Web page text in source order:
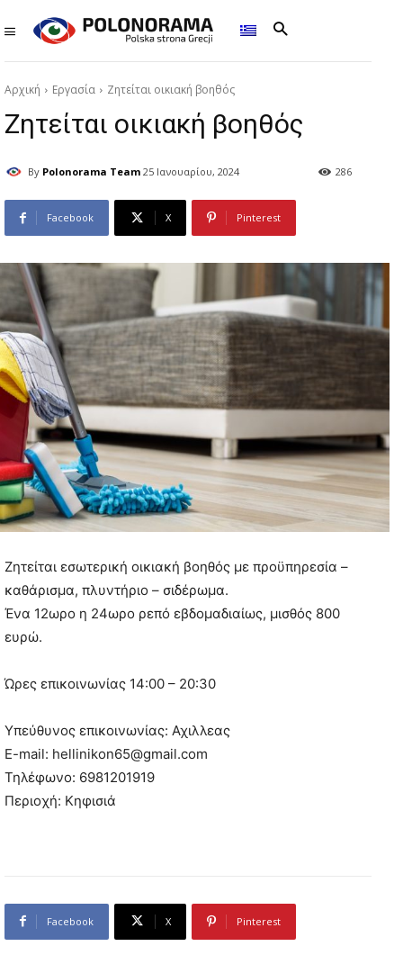
Αρχική Εργασία Ζητείται οικιακή βοηθός
Ζητείται οικιακή βοηθός
By Polonorama Team 25 Ιανουαρίου, 2024 286
Facebook X Pinterest
Ζητείται εσωτερική οικιακή βοηθός με προϋπηρεσία –
καθάρισμα, πλυντήριο – σιδέρωμα.
Ένα 12ωρο η 24ωρο ρεπό εβδομαδιαίως, μισθός 800
ευρώ.
Ώρες επικοινωνίας 14:00 – 20:30
Υπεύθυνος επικοινωνίας: Αχιλλεας
E-mail: hellinikon65@gmail.com
Τηλέφωνο: 6981201919
Περιοχή: Κηφισιά
Facebook X Pinterest